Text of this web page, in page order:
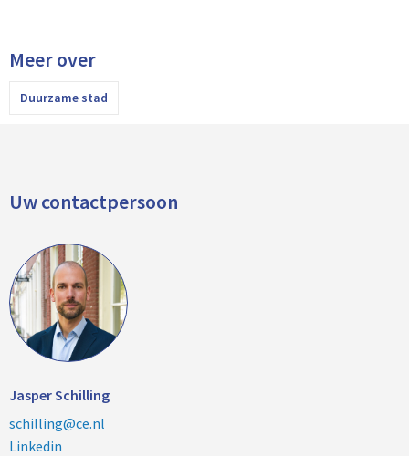
Meer over
Duurzame stad
Uw contactpersoon
Jasper Schilling
schilling@ce.nl
Linkedin